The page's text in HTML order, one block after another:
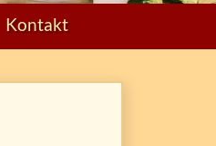
Kontakt